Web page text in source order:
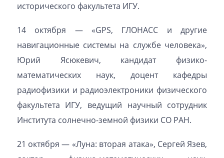
исторического факультета ИГУ.
14 октября — «GPS, ГЛОНАСС и другие
навигационные системы на службе человека»,
Юрий Ясюкевич, кандидат физико-
математических наук, доцент кафедры
радиофизики и радиоэлектроники физического
факультета ИГУ, ведущий научный сотрудник
Института солнечно-земной физики СО РАН.
21 октября — «Луна: вторая атака», Сергей Язев,